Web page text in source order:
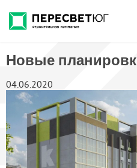
Новые
04.06.2020